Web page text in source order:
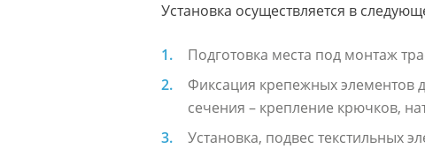
Установка осуществляется в
Подготовка места под монтаж
Фиксация крепежных элементов
сечения – крепление крючков,
Установка, подвес текстильных